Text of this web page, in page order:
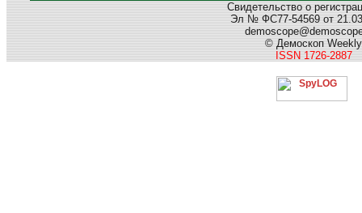
Свидетельство о
Эл № ФС77-54569 от
© Демоскоп Weekly
ISSN 1726-2887